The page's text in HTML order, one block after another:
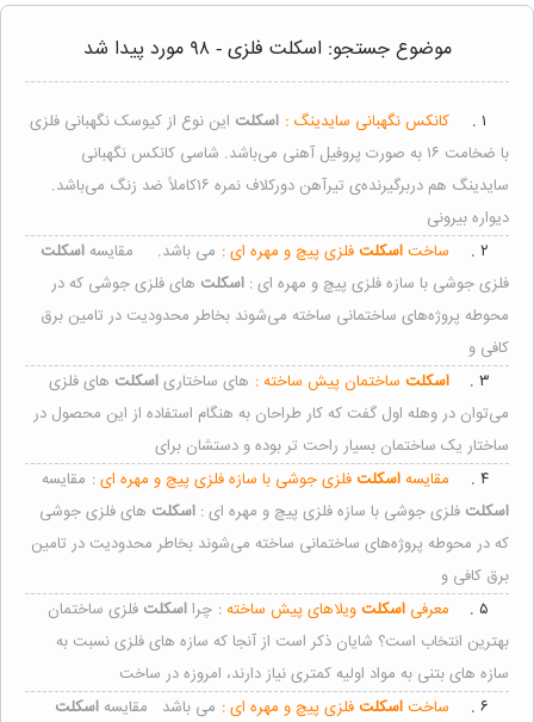
موضوع جستجو: اسکلت فلزی - ۹۸ مورد پیدا شد
۱ . کانکس نگهبانی سایدینگ : اسکلت این نوع از کیوسک نگهبانی فلزی
با ضخامت ۱۶ به صورت پروفیل آهنی می‌باشد. شاسی کانکس نگهبانی
سایدینگ هم دربرگیرنده‌ی تیرآهن دورکلاف نمره ۱۶کاملاً ضد زنگ می‌باشد.
دیواره بیرونی
۲ .
ساختاسکلتفلزی پیچ و مهره ای : می باشد. مقایسهاسکلت
فلزی جوشی با سازه فلزی پیچ و مهره ای : اسکلت های فلزی جوشی که در
محوطه پروژه‌های ساختمانی ساخته می‌شوند بخاطر محدودیت در تامین برق
کافی و
۳ .
اسکلت ساختمان پیش ساخته : های ساختاریاسکلت های فلزی
می‌توان در وهله اول گفت که کار طراحان به هنگام استفاده از این محصول در
ساختار یک ساختمان بسیار راحت تر بوده و دستشان برای
۴ .
مقایسهاسکلتفلزی جوشی با سازه فلزی پیچ و مهره ای : مقایسه
اسکلت فلزی جوشی با سازه فلزی پیچ و مهره ای : اسکلت های فلزی جوشی
که در محوطه پروژه‌های ساختمانی ساخته می‌شوند بخاطر محدودیت در تامین
برق کافی و
۵ .
معرفی اسکلتویلاهای پیش ساخته : چرااسکلت فلزی ساختمان
بهترین انتخاب است؟ شایان ذکر است از آنجا که سازه های فلزی نسبت به
سازه های بتنی به مواد اولیه کمتری نیاز دارند، امروزه در ساخت
۶ .
ساختاسکلتفلزی پیچ و مهره ای : می باشد مقایسهاسکلت